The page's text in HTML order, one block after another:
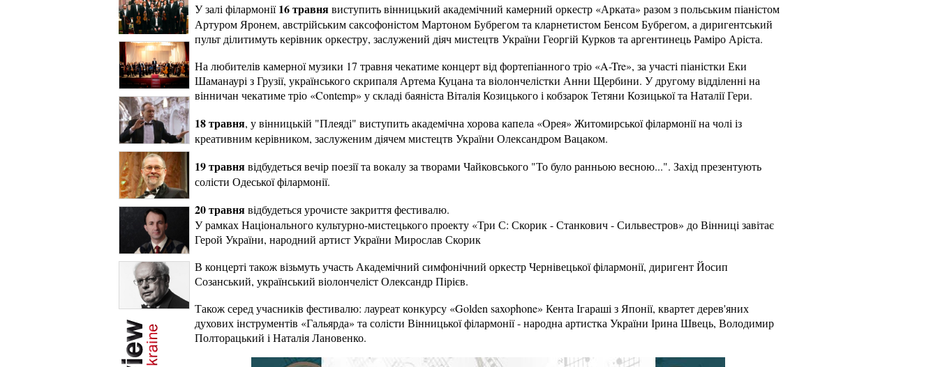
У залі філармонії16 травнявиступить вінницький академічний камерний оркестр «Арката» разом з польським піаністом
Артуром Яронем, австрійським саксофоністом Мартоном Бубрегом та кларнетистом Бенсом Бубрегом, а диригентський
пульт ділитимуть керівник оркестру, заслужений діяч мистецтв України Георгій Курков та аргентинець Раміро Аріста.
На любителів камерної музики 17 травня чекатиме концерт від фортепіанного тріо «A-Tre», за участі піаністки Еки
Шаманаурі з Грузії, українського скрипаля Артема Куцана та віолончелістки Анни Щербини. У другому відділенні на
вінничан чекатиме тріо «Contemp» у складі баяніста Віталія Козицького і кобзарок Тетяни Козицької та Наталії Гери.
18 травня, у вінницькій "Плеяді" виступить академічна хорова капела «Орея» Житомирської філармонії на чолі із
креативним керівником, заслуженим діячем мистецтв України Олександром Вацаком.
19 травнявідбудеться вечір поезії та вокалу за творами Чайковського "То було ранньою весною...". Захід презентують
солісти Одеської філармонії.
20 травнявідбудеться урочисте закриття фестивалю.
У рамках Національного культурно-мистецького проекту «Три С: Скорик - Станкович - Сильвестров» до Вінниці завітає
Герой України, народний артист України Мирослав Скорик
В концерті також візьмуть участь Академічний симфонічний оркестр Чернівецької філармонії, диригент Йосип
Созанський, український віолончеліст Олександр Пірієв.
Також серед учасників фестивалю: лауреат конкурсу «Golden saxophone» Кента Ігараші з Японії, квартет дерев'яних
духових інструментів «Гальярда» та солісти Вінницької філармонії - народна артистка України Ірина Швець, Володимир
Полторацький і Наталія Лановенко.